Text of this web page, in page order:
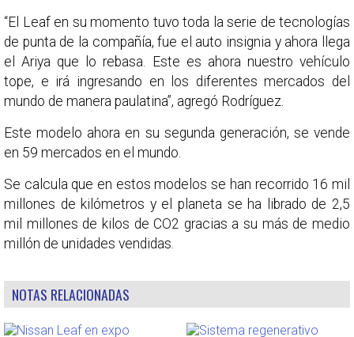
“El Leaf en su momento tuvo toda la serie de tecnologías
de punta de la compañía, fue el auto insignia y ahora llega
el Ariya que lo rebasa. Este es ahora nuestro vehículo
tope, e irá ingresando en los diferentes mercados del
mundo de manera paulatina”, agregó Rodríguez.
Este modelo ahora en su segunda generación, se vende
en 59 mercados en el mundo.
Se calcula que en estos modelos se han recorrido 16 mil
millones de kilómetros y el planeta se ha librado de 2,5
mil millones de kilos de CO2 gracias a su más de medio
millón de unidades vendidas.
NOTAS RELACIONADAS